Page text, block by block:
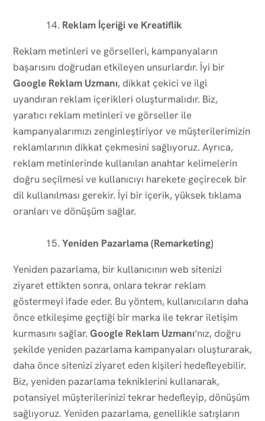
Reklam İçeriği ve Kreatiflik
Reklam metinleri ve görselleri, kampanyaların
başarısını doğrudan etkileyen unsurlardır. İyi bir
Google Reklam Uzmanı, dikkat çekici ve ilgi
uyandıran reklam içerikleri oluşturmalıdır. Biz,
yaratıcı reklam metinleri ve görseller ile
kampanyalarımızı zenginleştiriyor ve müşterilerimizin
reklamlarının dikkat çekmesini sağlıyoruz. Ayrıca,
reklam metinlerinde kullanılan anahtar kelimelerin
doğru seçilmesi ve kullanıcıyı harekete geçirecek bir
dil kullanılması gerekir. İyi bir içerik, yüksek tıklama
oranları ve dönüşüm sağlar.
Yeniden Pazarlama (Remarketing)
Yeniden pazarlama, bir kullanıcının web sitenizi
ziyaret ettikten sonra, onlara tekrar reklam
göstermeyi ifade eder. Bu yöntem, kullanıcıların daha
önce etkileşime geçtiği bir marka ile tekrar iletişim
kurmasını sağlar. Google Reklam Uzmanı‘nız, doğru
şekilde yeniden pazarlama kampanyaları oluşturarak,
daha önce sitenizi ziyaret eden kişileri hedefleyebilir.
Biz, yeniden pazarlama tekniklerini kullanarak,
potansiyel müşterilerinizi tekrar hedefleyip, dönüşüm
sağlıyoruz. Yeniden pazarlama, genellikle satışların